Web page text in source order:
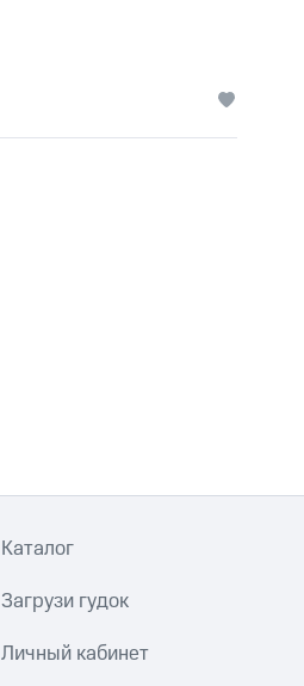
Каталог
Загрузи гудок
Личный кабинет